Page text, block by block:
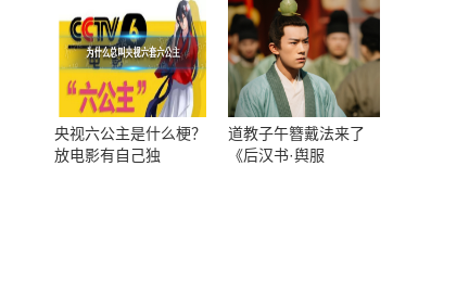
央视六公主是什么梗？
放电影有自己独
道教子午簪戴法来了
《后汉书·舆服